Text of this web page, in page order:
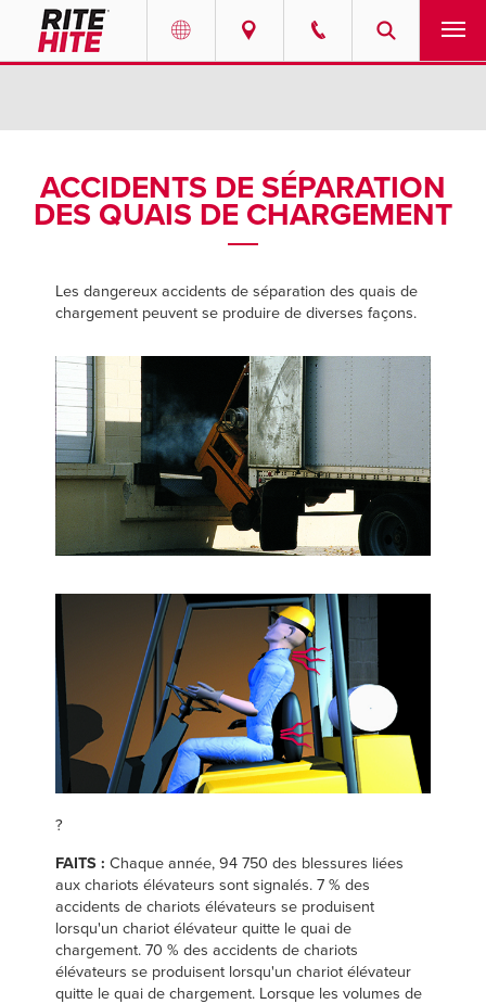
English
EUROPE
English
Deutsch
Français
ASIA PACIFIC
English
中文
SOLUTIONS
CONTACTER
CENTRE DE RESSOURCES
CARRIÈRES
TROUVER UN REPRÉSENTANT
+33 (0) 1 30 07 12 37
ACCIDENTS DE SÉPARATION
DES QUAIS DE CHARGEMENT
Les dangereux accidents de séparation des quais de
chargement peuvent se produire de diverses façons.
?
FAITS : Chaque année, 94 750 des blessures liées
aux chariots élévateurs sont signalés. 7 % des
accidents de chariots élévateurs se produisent
lorsqu'un chariot élévateur quitte le quai de
chargement. 70 % des accidents de chariots
élévateurs se produisent lorsqu'un chariot élévateur
quitte le quai de chargement. Lorsque les volumes de